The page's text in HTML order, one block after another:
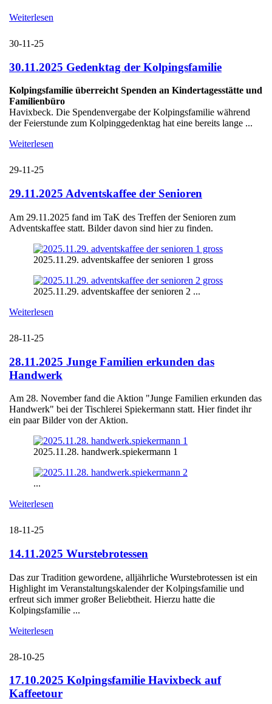
Weiterlesen
30-11-25
30.11.2025 Gedenktag der Kolpingsfamilie
Kolpingsfamilie überreicht Spenden an Kindertagesstätte und
Familienbüro
Havixbeck. Die Spendenvergabe der Kolpingsfamilie während
der Feierstunde zum Kolpinggedenktag hat eine bereits lange ...
Weiterlesen
29-11-25
29.11.2025 Adventskaffee der Senioren
Am 29.11.2025 fand im TaK des Treffen der Senioren zum
Adventskaffee statt. Bilder davon sind hier zu finden.
2025.11.29. adventskaffee der senioren 1 gross
2025.11.29. adventskaffee der senioren 2 ...
Weiterlesen
28-11-25
28.11.2025 Junge Familien erkunden das
Handwerk
Am 28. November fand die Aktion "Junge Familien erkunden das
Handwerk" bei der Tischlerei Spiekermann statt. Hier findet ihr
ein paar Bilder von der Aktion.
2025.11.28. handwerk.spiekermann 1
...
Weiterlesen
18-11-25
14.11.2025 Wurstebrotessen
Das zur Tradition gewordene, alljährliche Wurstebrotessen ist ein
Highlight im Veranstaltungskalender der Kolpingsfamilie und
erfreut sich immer großer Beliebtheit. Hierzu hatte die
Kolpingsfamilie ...
Weiterlesen
28-10-25
17.10.2025 Kolpingsfamilie Havixbeck auf
Kaffeetour